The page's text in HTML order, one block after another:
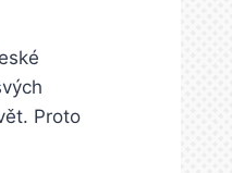
Proto